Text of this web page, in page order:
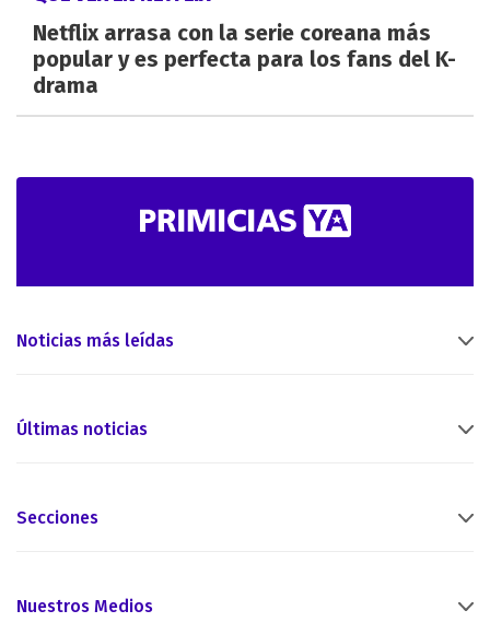
Netflix arrasa con la serie coreana más
popular y es perfecta para los fans del K-
drama
Noticias más leídas
Últimas noticias
Secciones
Nuestros Medios